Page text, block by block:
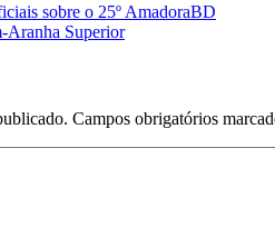
sobre o 25º AmadoraBD
Aranha Superior
Campos obrigatórios